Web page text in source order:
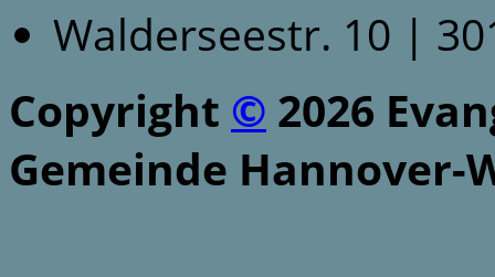
Walderseestr. 10 |
Copyright © 2026
Gemeinde Hannover-